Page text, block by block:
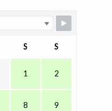
S S
1 2
8 9